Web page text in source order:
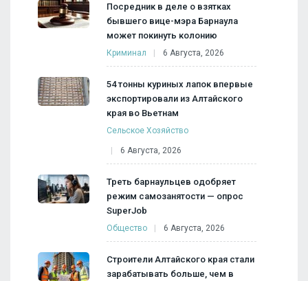
Посредник в деле о взятках
бывшего вице-мэра Барнаула
может покинуть колонию
Криминал 6 Августа, 2026
54 тонны куриных лапок впервые
экспортировали из Алтайского
края во Вьетнам
Сельское Хозяйство
6 Августа, 2026
Треть барнаульцев одобряет
режим самозанятости — опрос
SuperJob
Общество 6 Августа, 2026
Строители Алтайского края стали
зарабатывать больше, чем в